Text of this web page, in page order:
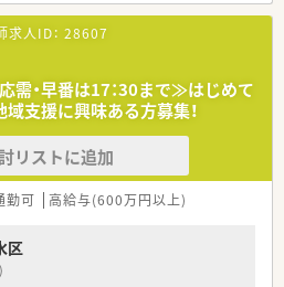
求人ID： 28607
需・早番は17：30まで≫はじめて
支援に興味ある方募集！
リストに追加
勤可 高給与(600万円以上)
区